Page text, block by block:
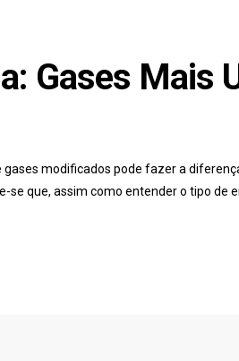
Gases Mais
modificados pode fazer a
que, assim como entender o tipo de